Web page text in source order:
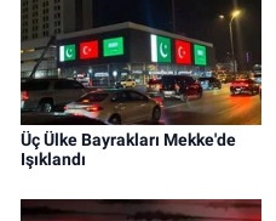
Üç Ülke Bayrakları Mekke'de
Işıklandı